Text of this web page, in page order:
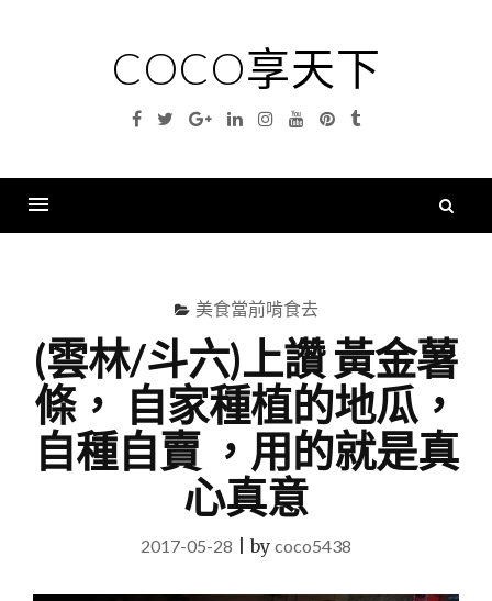
COCO享天下
Facebook
TwitterGoogleLinkedinInstagramYouTubePinterest
Tumblr
美食當前啃食去
(雲林/斗六)上讚 黃金薯
條， 自家種植的地瓜，
自種自賣 ，用的就是真
心真意
2017-05-28 |by coco5438